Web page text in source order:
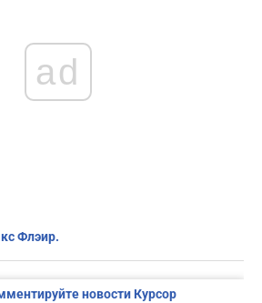
ad
Флэир.
новости Курсор